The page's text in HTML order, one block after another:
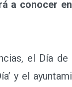
a conocer
el Día de
y el